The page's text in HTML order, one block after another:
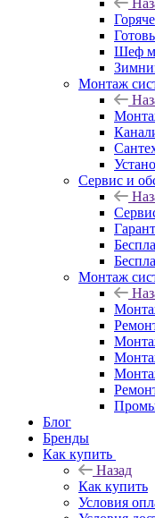
Шеф
Монтаж
Сервис и
Монтаж
Блог
Бренды
Как купить
Назад
Как купить
Условия